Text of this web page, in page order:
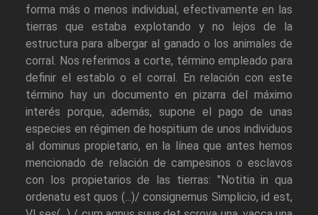
forma más o menos individual, efectivamente en las
tierras que estaba explotando y no lejos de la
estructura para albergar al ganado o los animales de
corral. Nos referimos a corte, término empleado para
definir el establo o el corral. En relación con este
término hay un documento en pizarra del máximo
interés porque, además, supone el pago de unas
especies en régimen de hospitium de unos individuos
al dominus propietario, en la línea que antes hemos
mencionado de relación de campesinos o esclavos
con los propietarios de las tierras: "Notitia in qua
ordenatu est quos (...)/ consignemus Simplicio, id est,